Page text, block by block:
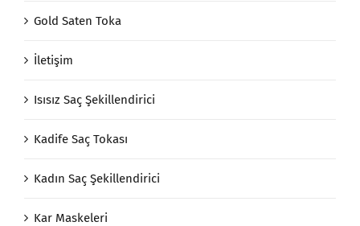
Gold Saten Toka
İletişim
Isısız Saç Şekillendirici
Kadife Saç Tokası
Kadın Saç Şekillendirici
Kar Maskeleri